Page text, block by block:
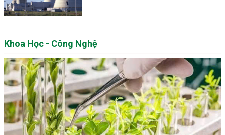
Khoa Học - Công Nghệ